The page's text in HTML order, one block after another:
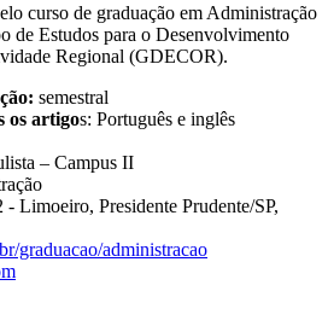
curso de graduação em Administração
de Estudos para o Desenvolvimento
Regional (GDECOR).
semestral
os artigos: Português e inglês
– Campus II
Limoeiro, Presidente Prudente/SP,
graduacao/administracao